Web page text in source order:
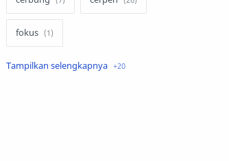
fokus
hukum internasional